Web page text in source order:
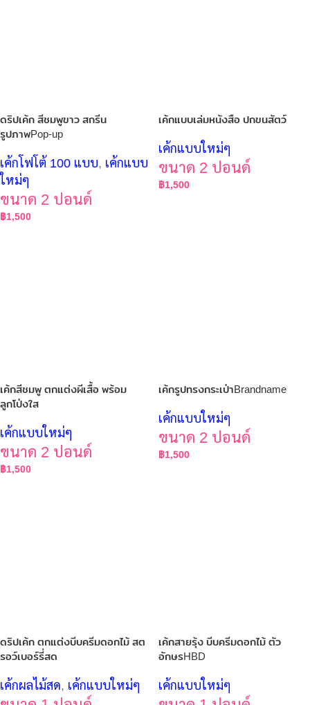
ดริปเค้ก สีชมพูขาว สกรีน
รูปภาพPop-up
เค้กโฟโต้ 100 แบบ, เค้กแบบ
ใหม่ๆ
ขนาด 2 ปอนด์
฿1,500
เค้กแบบเล่มหนังสือ ปกขนสัตว์
เค้กแบบใหม่ๆ
ขนาด 2 ปอนด์
฿1,500
เค้กสีชมพู ตกแต่งผีเสื้อ พร้อม
ลูกโป่งใส
เค้กแบบใหม่ๆ
ขนาด 2 ปอนด์
฿1,500
เค้กรูปทรงกระเป่าBrandname
เค้กแบบใหม่ๆ
ขนาด 2 ปอนด์
฿1,500
ดริปเค้ก ตกแต่งบีบครีมดอกไม้ สต
รอว์เบอร์รี่สด
เค้กผลไม้สด, เค้กแบบใหม่ๆ
เค้กสายรุ้ง บีบครีมดอกไม้ ตัว
อักษรHBD
เค้กแบบใหม่ๆ